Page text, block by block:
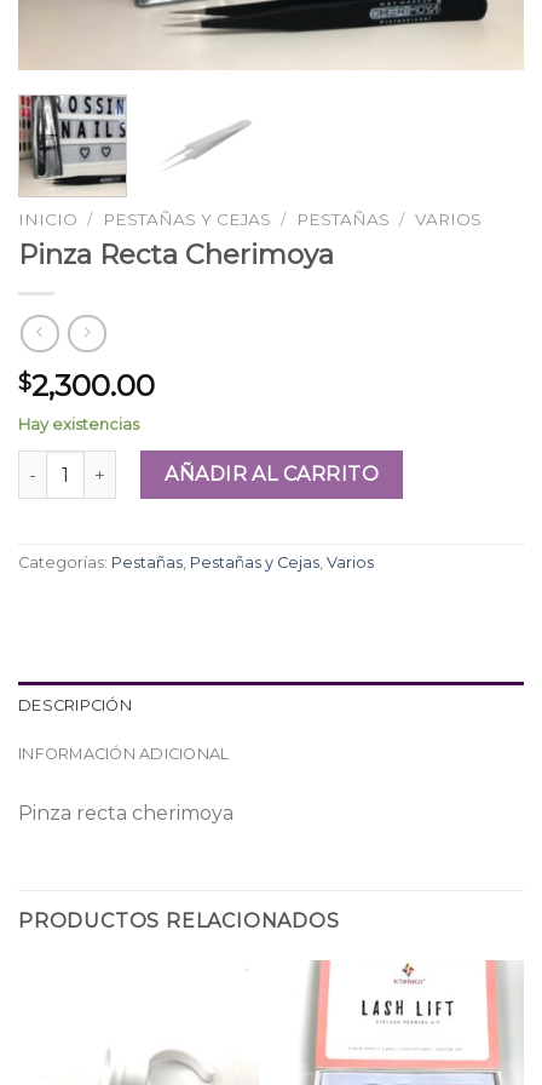
INICIO / PESTAÑAS Y CEJAS / PESTAÑAS / VARIOS
Pinza Recta Cherimoya
$2,300.00
Hay existencias
Pinza Recta Cherimoya cantidad
AÑADIR AL CARRITO
Categorías: Pestañas Pestañas y Cejas Varios
DESCRIPCIÓN
INFORMACIÓN ADICIONAL
Pinza recta cherimoya
PRODUCTOS RELACIONADOS